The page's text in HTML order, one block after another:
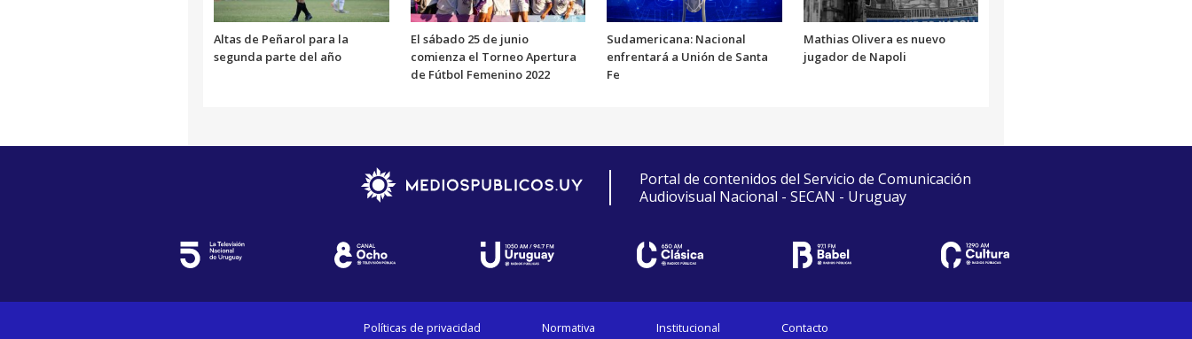
Altas de Peñarol para la
segunda parte del año
El sábado 25 de junio
comienza el Torneo Apertura
de Fútbol Femenino 2022
Sudamericana: Nacional
enfrentará a Unión de Santa
Fe
Mathias Olivera es nuevo
jugador de Napoli
Portal de contenidos del Servicio de Comunicación
Audiovisual Nacional - SECAN - Uruguay
Políticas de privacidad Normativa Institucional Contacto